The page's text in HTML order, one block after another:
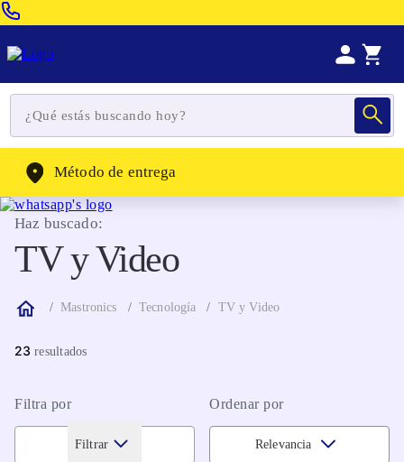
WhatsApp: (302) 262-4104
Método de entrega
Haz buscado:
TV y Video
Mastronics Tecnología TV y Video
23
Filtra por Ordenar por
Filtrar Relevancia